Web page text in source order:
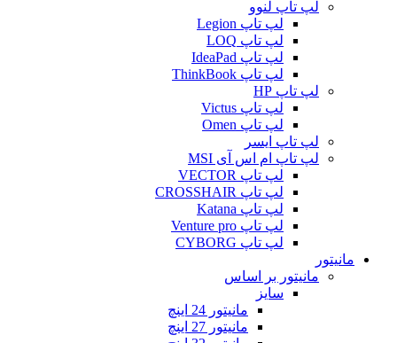
لپ تاپ لنوو
لپ تاپ Legion
لپ تاپ LOQ
لپ تاپ IdeaPad
لپ تاپ ThinkBook
لپ تاپ HP
لپ تاپ Victus
لپ تاپ Omen
لپ تاپ ایسر
لپ تاپ ام اس آی MSI
لپ تاپ VECTOR
لپ تاپ CROSSHAIR
لپ تاپ Katana
لپ تاپ Venture pro
لپ تاپ CYBORG
مانیتور
مانیتور بر اساس
سایز
مانیتور 24 اینچ
مانیتور 27 اینچ